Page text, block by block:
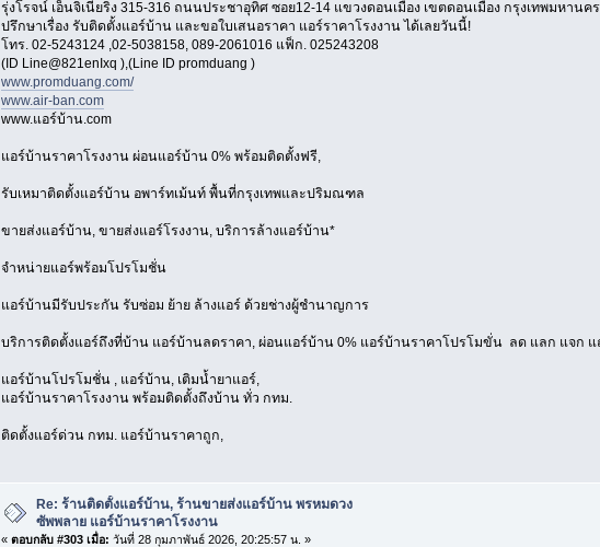
รุ่งโรจน์ เอ็นจิเนียริ่ง 315-316 ถนนประชาอุทิศ ซอย12-14 แขวงดอนเมือง เขตดอนเมือง กรุงเทพมหานค
ปรึกษาเรื่อง รับติดตั้งแอร์บ้าน และขอใบเสนอราคา แอร์ราคาโรงงาน ได้เลยวันนี้!
โทร. 02-5243124 ,02-5038158, 089-2061016 แฟ็ก. 025243208
(ID Line@821enIxq ),(Line ID promduang )
www.promduang.com/
www.air-ban.com
www.แอร์บ้าน.com
แอร์บ้านราคาโรงงาน ผ่อนแอร์บ้าน 0% พร้อมติดตั้งฟรี,
รับเหมาติดตั้งแอร์บ้าน อพาร์ทเม้นท์ พื้นที่กรุงเทพและปริมณฑล
ขายส่งแอร์บ้าน, ขายส่งแอร์โรงงาน, บริการล้างแอร์บ้าน*
จำหน่ายแอร์พร้อมโปรโมชั่น
แอร์บ้านมีรับประกัน รับซ่อม ย้าย ล้างแอร์ ด้วยช่างผู้ชำนาญการ
บริการติดตั้งแอร์ถึงที่บ้าน แอร์บ้านลดราคา, ผ่อนแอร์บ้าน 0% แอร์บ้านราคาโปรโมขั่น ลด แลก แจก
แอร์บ้านโปรโมชั่น , แอร์บ้าน, เติมน้ำยาแอร์,
แอร์บ้านราคาโรงงาน พร้อมติดตั้งถึงบ้าน ทั่ว กทม.
ติดตั้งแอร์ด่วน กทม. แอร์บ้านราคาถูก,
Re: ร้านติดตั้งแอร์บ้าน, ร้านขายส่งแอร์บ้าน พรหมดวง
ซัพพลาย แอร์บ้านราคาโรงงาน
« ตอบกลับ #303 เมื่อ: วันที่ 28 กุมภาพันธ์ 2026, 20:25:57 น. »